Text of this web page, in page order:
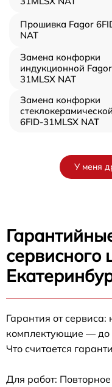
Прошивка Fagor
NAT
Замена конфорки
индукционной
31MLSX NAT
Замена конфорки
6FID-31MLSX NAT
У меня
сервисного
Гарантия от
комплектующие — до
Что считается
Для работ: